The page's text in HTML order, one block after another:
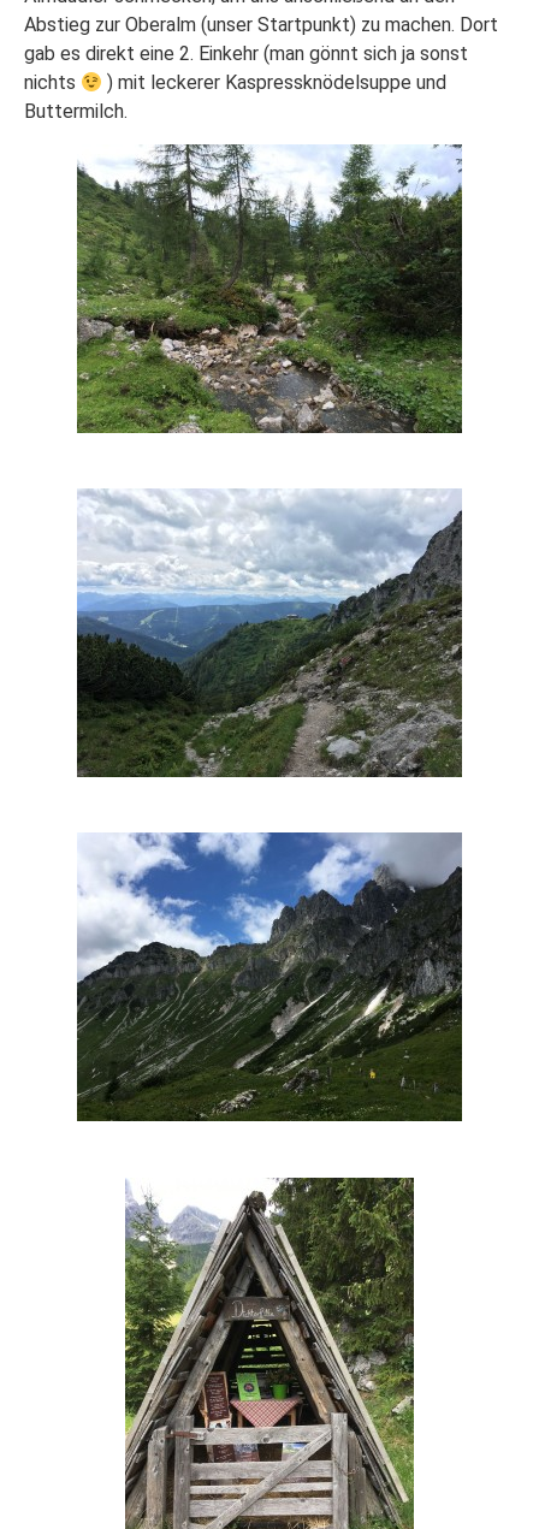
Abstieg zur Oberalm (unser Startpunkt) zu machen. Dort
gab es direkt eine 2. Einkehr (man gönnt sich ja sonst
nichts
) mit leckerer Kaspressknödelsuppe und
Buttermilch.